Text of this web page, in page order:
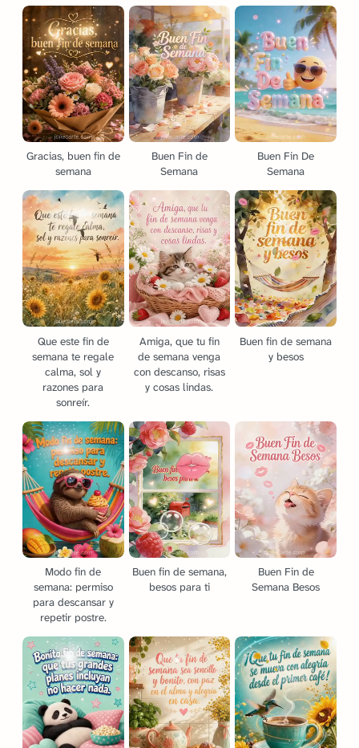
Gracias, buen fin de
semana
Buen Fin de
Semana
Buen Fin De
Semana
Que este fin de
semana te regale
calma, sol y
razones para
sonreír.
Amiga, que tu fin
de semana venga
con descanso, risas
y cosas lindas.
Buen fin de semana
y besos
Modo fin de
semana: permiso
para descansar y
repetir postre.
Buen fin de semana,
besos para ti
Buen Fin de
Semana Besos